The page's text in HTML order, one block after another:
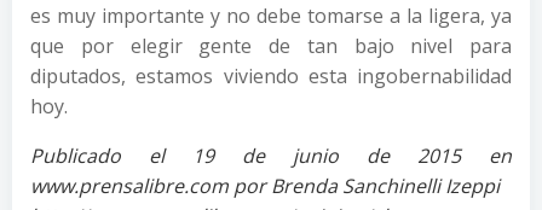
es muy importante y no debe tomarse a la ligera, ya
que por elegir gente de tan bajo nivel para
diputados, estamos viviendo esta ingobernabilidad
hoy.
Publicado el 19 de junio de 2015 en
www.prensalibre.com por Brenda Sanchinelli Izeppi